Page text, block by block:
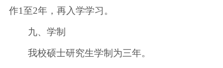
作1至2年，再入学学习。
九、学制
我校硕士研究生学制为三年。